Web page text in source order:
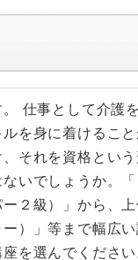
仕事として介護
を身に着けるこ
それを資格とい
いでしょうか。
２級）」から、
）」等まで幅広
を選んでくださ